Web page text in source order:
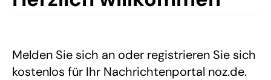
Melden Sie sich an oder registrieren Sie sich
kostenlos für Ihr Nachrichtenportal noz.de.